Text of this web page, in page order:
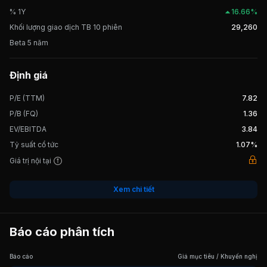
% 1Y
16.66%
Khối lượng giao dịch TB 10 phiên
29,260
Beta 5 năm
Định giá
P/E (TTM)
7.82
P/B (FQ)
1.36
EV/EBITDA
3.84
Tỷ suất cổ tức
1.07%
Giá trị nội tại
Xem chi tiết
Báo cáo phân tích
Báo cáo Giá mục tiêu / Khuyến nghị